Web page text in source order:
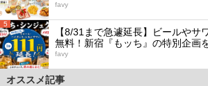
favy
5
【8/31まで急遽延長】ビールやサ
無料！新宿『もッち』の特別企画
favy
オススメ記事